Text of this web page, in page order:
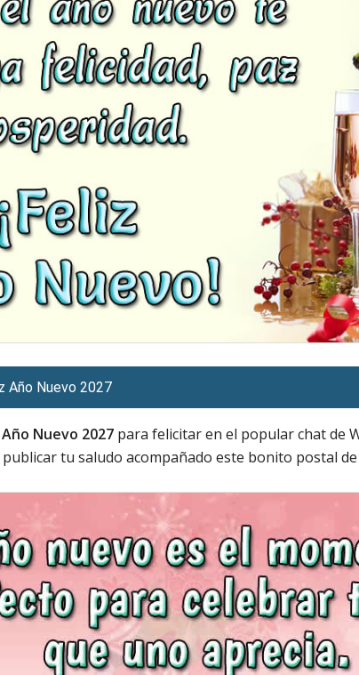
Año Nuevo 2027
Año Nuevo 2027 para felicitar en el popular chat de
publicar tu saludo acompañado este bonito postal